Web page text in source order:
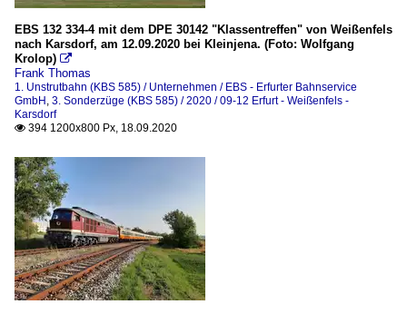
EBS 132 334-4 mit dem DPE 30142 "Klassentreffen" von Weißenfels
nach Karsdorf, am 12.09.2020 bei Kleinjena. (Foto: Wolfgang
Krolop) 
Frank Thomas
1. Unstrutbahn (KBS 585) / Unternehmen / EBS - Erfurter Bahnservice
GmbH , 3. Sonderzüge (KBS 585) / 2020 / 09-12 Erfurt - Weißenfels -
Karsdorf
 394 1200x800 Px, 18.09.2020